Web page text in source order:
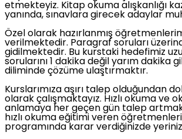
etmekteyiz. Kitap okuma alışkanlığı
yanında, sınavlara girecek adaylar
Özel olarak hazırlanmış
verilmektedir. Paragraf soruları
gidilmektedir. Bu kurstaki hedefimiz
sorularını 1 dakika değil yarım dakika
diliminde çözüme ulaştırmaktır.
Kurslarımıza aşırı talep olduğundan
olarak çalışmaktayız. Hızlı okuma ve
anlamaya her geçen gün talep
hızlı okuma eğitimi veren
programında karar verdiğinizde yerinizi